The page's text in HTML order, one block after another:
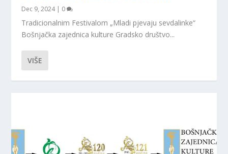
Dec 9, 2024| 0
Tradicionalnim Festivalom „Mladi pjevaju sevdalinke“
Bošnjačka zajednica kulture Gradsko društvo...
VIŠE